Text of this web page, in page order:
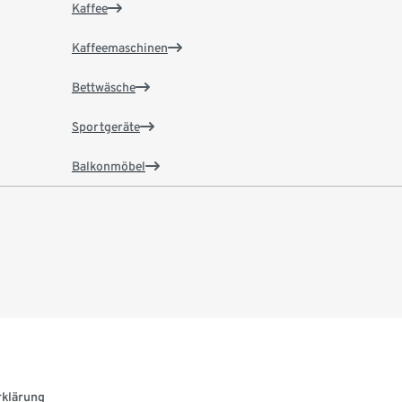
Kaffee
Kaffeemaschinen
Bettwäsche
Sportgeräte
Balkonmöbel